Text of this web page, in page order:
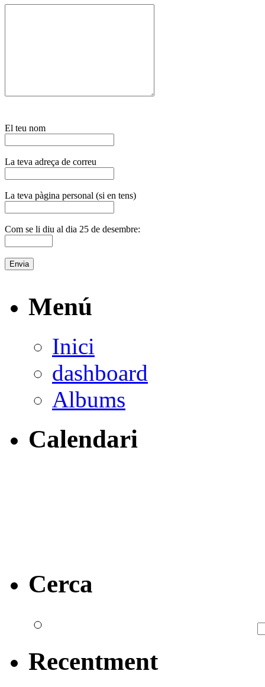
El teu nom
La teva adreça de correu
La teva pàgina personal (si en tens)
Com se li diu al dia 25 de desembre:
Menú
Inici
dashboard
Albums
Calendari
Cerca
Recentment